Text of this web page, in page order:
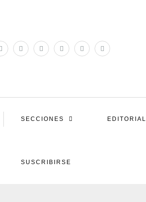
SECCIONES EDITORIAL
SUSCRIBIRSE